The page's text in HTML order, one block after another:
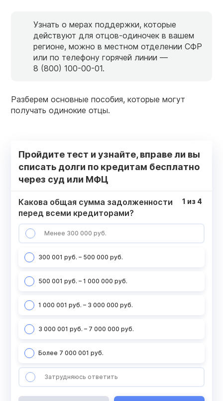
Узнать о мерах поддержки, которые
действуют для отцов-одиночек в вашем
регионе, можно в местном отделении СФР
или по телефону горячей линии —
8 (800) 100-00-01.
Разберем основные пособия, которые могут
получать одинокие отцы.
Пройдите тест и узнайте, вправе ли вы
списать долги по кредитам бесплатно
через суд или МФЦ
Какова общая сумма задолженности
перед всеми кредиторами?
Менее 300 000 руб.
300 001 руб. – 500 000 руб.
500 001 руб. – 1 000 000 руб.
1 000 001 руб. – 3 000 000 руб.
3 000 001 руб. – 7 000 000 руб.
Более 7 000 001 руб.
Затрудняюсь ответить
1 из 4